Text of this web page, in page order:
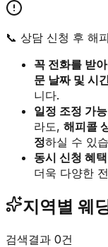
📞 상담 신청 후 해
꼭 전화를 받
문 날짜 및 시
니다.
일정 조정 가
라도, 해피콜
정하실 수 있
동시 신청 혜
더욱 다양한
지역별 웨
검색결과 0건